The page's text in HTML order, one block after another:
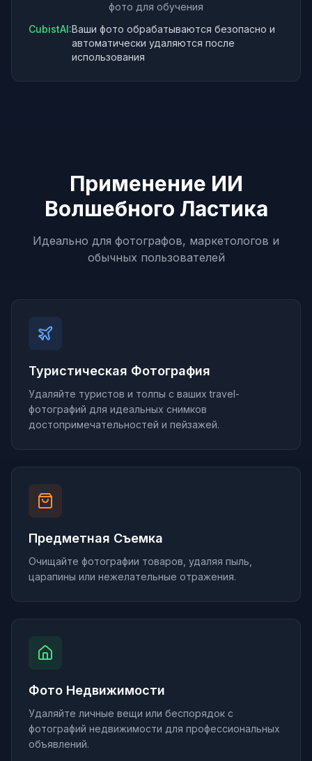
фото для обучения
CubistAI:Ваши фото обрабатываются безопасно и
автоматически удаляются после
использования
Применение ИИ
Волшебного Ластика
Идеально для фотографов, маркетологов и
обычных пользователей
Туристическая Фотография
Удаляйте туристов и толпы с ваших travel-
фотографий для идеальных снимков
достопримечательностей и пейзажей.
Предметная Съемка
Очищайте фотографии товаров, удаляя пыль,
царапины или нежелательные отражения.
Фото Недвижимости
Удаляйте личные вещи или беспорядок с
фотографий недвижимости для профессиональных
объявлений.